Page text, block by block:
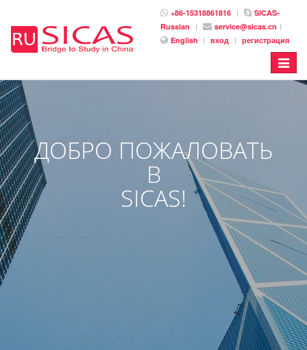
+86-15318861816
SICAS-
Russian
service@sicas.cn
English
вход регистрация
Toggle
ДОБРО ПОЖАЛОВАТЬ
В
SICAS!